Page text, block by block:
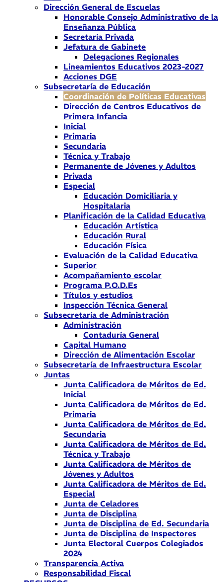
Dirección General de Escuelas
Honorable Consejo Administrativo de la
Enseñanza Pública
Secretaría Privada
Jefatura de Gabinete
Delegaciones Regionales
Lineamientos Educativos 2023-2027
Acciones DGE
Subsecretaría de Educación
Coordinación de Políticas Educativas
Dirección de Centros Educativos de
Primera Infancia
Inicial
Primaria
Secundaria
Técnica y Trabajo
Permanente de Jóvenes y Adultos
Privada
Especial
Educación Domiciliaria y
Hospitalaria
Planificación de la Calidad Educativa
Educación Artística
Educación Rural
Educación Física
Evaluación de la Calidad Educativa
Superior
Acompañamiento escolar
Programa P.O.D.Es
Títulos y estudios
Inspección Técnica General
Subsecretaría de Administración
Administración
Contaduría General
Capital Humano
Dirección de Alimentación Escolar
Subsecretaría de Infraestructura Escolar
Juntas
Junta Calificadora de Méritos de Ed.
Inicial
Junta Calificadora de Méritos de Ed.
Primaria
Junta Calificadora de Méritos de Ed.
Secundaria
Junta Calificadora de Méritos de Ed.
Técnica y Trabajo
Junta Calificadora de Méritos de
Jóvenes y Adultos
Junta Calificadora de Méritos de Ed.
Especial
Junta de Celadores
Junta de Disciplina
Junta de Disciplina de Ed. Secundaria
Junta de Disciplina de Inspectores
Junta Electoral Cuerpos Colegiados
2024
Transparencia Activa
Responsabilidad Fiscal